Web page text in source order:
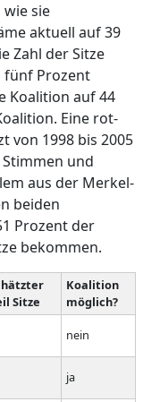
wie sie
aktuell auf 39
Zahl der Sitze
fünf Prozent
Koalition auf 44
Eine rot-
von 1998 bis 2005
und
aus der Merkel-
beiden
Prozent der
bekommen.
Sitze
Koalition
möglich?
nein
ja